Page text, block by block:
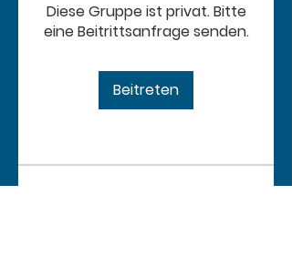
Diese Gruppe ist privat. Bitte
eine Beitrittsanfrage senden.
Beitreten